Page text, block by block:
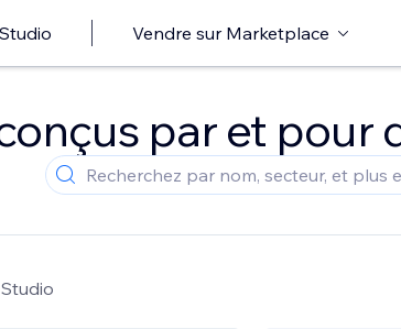
Vendre sur Marketplace
par et pour